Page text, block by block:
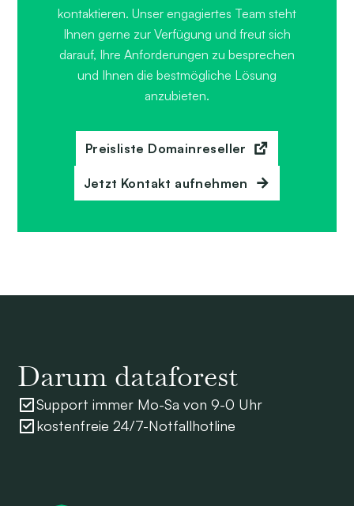
kontaktieren. Unser engagiertes Team steht
Ihnen gerne zur Verfügung und freut sich
darauf, Ihre Anforderungen zu besprechen
und Ihnen die bestmögliche Lösung
anzubieten.
Preisliste Domainreseller
Jetzt Kontakt aufnehmen
Darum dataforest
Support immer Mo-Sa von 9-0 Uhr
kostenfreie 24/7-Notfallhotline